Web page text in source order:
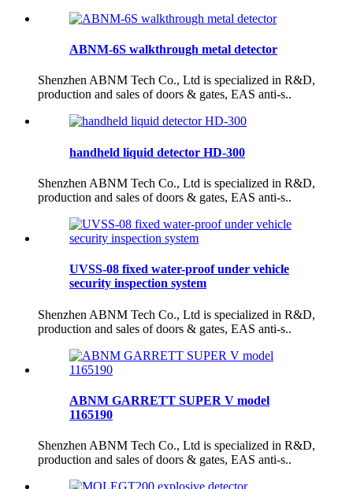
ABNM-6S walkthrough metal detector
Shenzhen ABNM Tech Co., Ltd is specialized in R&D,
production and sales of doors & gates, EAS anti-s..
handheld liquid detector HD-300
Shenzhen ABNM Tech Co., Ltd is specialized in R&D,
production and sales of doors & gates, EAS anti-s..
UVSS-08 fixed water-proof under vehicle
security inspection system
Shenzhen ABNM Tech Co., Ltd is specialized in R&D,
production and sales of doors & gates, EAS anti-s..
ABNM GARRETT SUPER V model
1165190
Shenzhen ABNM Tech Co., Ltd is specialized in R&D,
production and sales of doors & gates, EAS anti-s..